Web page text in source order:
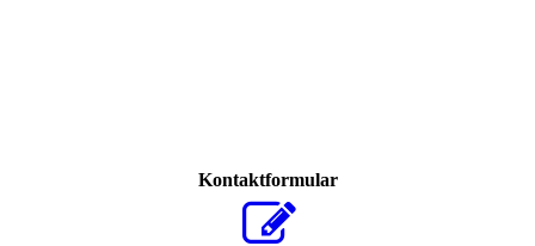
Kontaktformular